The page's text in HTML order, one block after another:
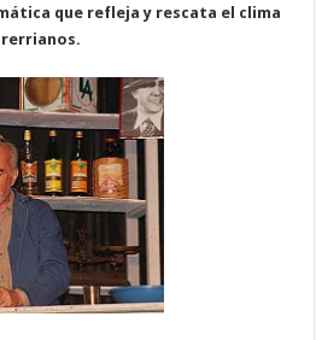
que refleja y rescata el clima